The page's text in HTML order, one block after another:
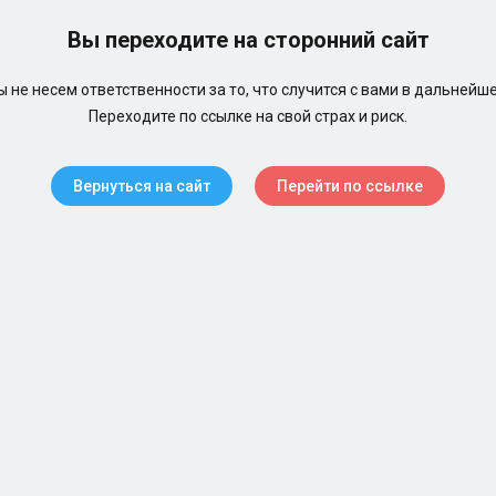
Вы переходите на сторонний сайт
не несем ответственности за то, что случится с вами в
Переходите по ссылке на свой страх и риск.
Вернуться на сайт Перейти по ссылке